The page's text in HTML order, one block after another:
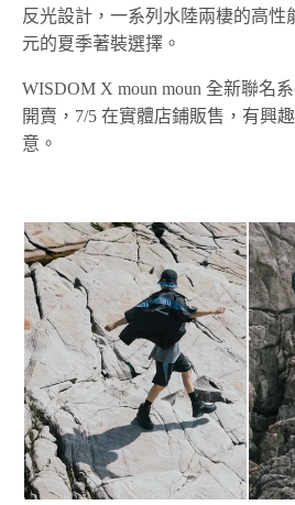
反光設計，一系列水陸兩棲的高性
元的夏季著裝選擇。
WISDOM X moun moun 全新聯名
開賣，7/5 在實體店鋪販售，有興
意。